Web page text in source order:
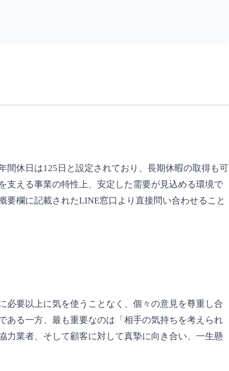
休日は125日と設定されており、長期休暇の取得も可
支える事業の特性上、安定した需要が見込める環境で
欄に記載されたLINE窓口より直接問い合わせること
必要以上に気を使うことなく、個々の意見を尊重し合
ある一方、最も重要なのは「相手の気持ちを考えられ
力業者、そして顧客に対して真摯に向き合い、一生懸